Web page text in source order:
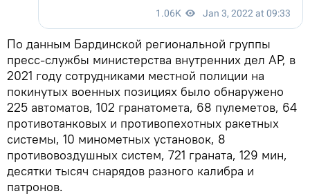
По данным Бардинской региональной группы
пресс-службы министерства внутренних дел АР, в
2021 году сотрудниками местной полиции на
покинутых военных позициях было обнаружено
225 автоматов, 102 гранатомета, 68 пулеметов, 64
противотанковых и противопехотных ракетных
системы, 10 минометных установок, 8
противовоздушных систем, 721 граната, 129 мин,
десятки тысяч снарядов разного калибра и
патронов.